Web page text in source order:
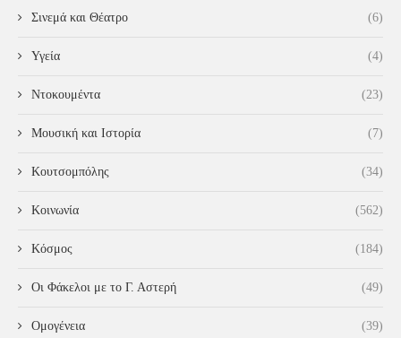
Σινεμά και Θέατρο (6)
Υγεία (4)
Ντοκουμέντα (23)
Μουσική και Ιστορία (7)
Κουτσομπόλης (34)
Κοινωνία (562)
Κόσμος (184)
Οι Φάκελοι με το Γ. Αστερή (49)
Ομογένεια (39)